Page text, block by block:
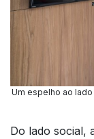
Um espelho ao
Do lado social,